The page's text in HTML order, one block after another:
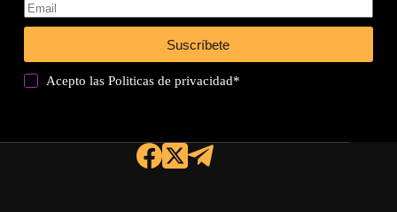
Suscríbete
Acepto lasPoliticas de privacidad*